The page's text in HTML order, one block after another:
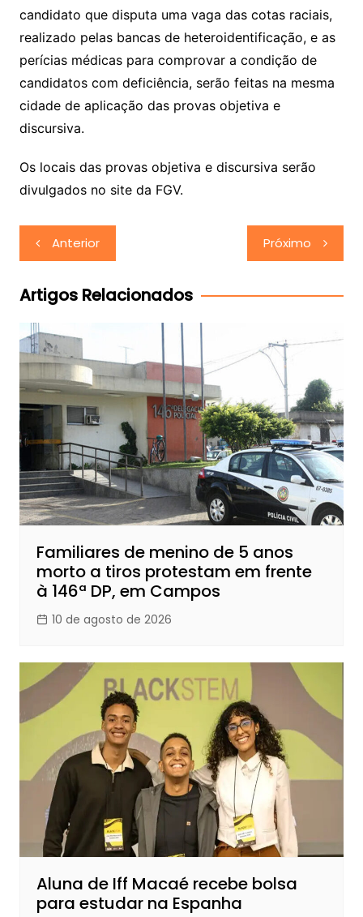
candidato que disputa uma vaga das cotas raciais,
realizado pelas bancas de heteroidentificação, e as
perícias médicas para comprovar a condição de
candidatos com deficiência, serão feitas na mesma
cidade de aplicação das provas objetiva e
discursiva.
Os locais das provas objetiva e discursiva serão
divulgados no site da FGV.
Navegação
de
Post
Anterior Próximo
Artigos Relacionados
Familiares de menino de 5 anos
morto a tiros protestam em frente
à 146ª DP, em Campos
10 de agosto de 2026
Aluna de Iff Macaé recebe bolsa
para estudar na Espanha